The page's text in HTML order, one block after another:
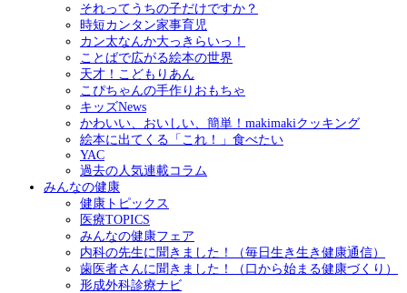
それってうちの子だけですか？
時短カンタン家事育児
カン太なんか大っきらいっ！
ことばで広がる絵本の世界
天才！こどもりあん
こぴちゃんの手作りおもちゃ
キッズNews
かわいい、おいしい、簡単！makimakiクッキング
絵本に出てくる「これ！」食べたい
YAC
過去の人気連載コラム
みんなの健康
健康トピックス
医療TOPICS
みんなの健康フェア
内科の先生に聞きました！（毎日生き生き健康通信）
歯医者さんに聞きました！（口から始まる健康づくり）
形成外科診療ナビ